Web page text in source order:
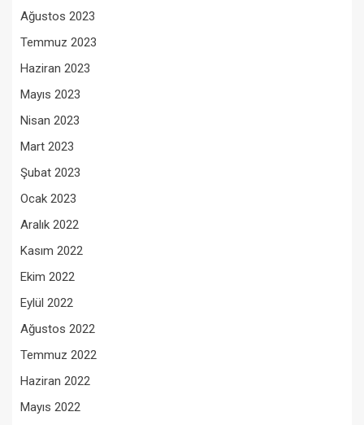
Ağustos 2023
Temmuz 2023
Haziran 2023
Mayıs 2023
Nisan 2023
Mart 2023
Şubat 2023
Ocak 2023
Aralık 2022
Kasım 2022
Ekim 2022
Eylül 2022
Ağustos 2022
Temmuz 2022
Haziran 2022
Mayıs 2022